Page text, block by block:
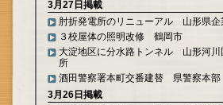
3月27日掲載
肘折発電所のリニューアル 山形県企
３校屋体の照明改修 鶴岡市
大淀地区に分水路トンネル 山形河川
所
酒田警察署本町交番建替 県警察本部
3月26日掲載